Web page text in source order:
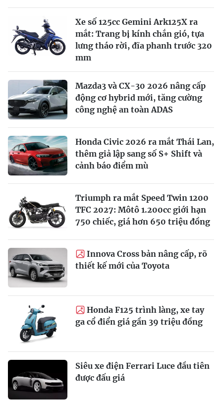
Xe số 125cc Gemini Ark125X ra
mắt: Trang bị kính chắn gió, tựa
lưng tháo rời, đĩa phanh trước 320
mm
Mazda3 và CX-30 2026 nâng cấp
động cơ hybrid mới, tăng cường
công nghệ an toàn ADAS
Honda Civic 2026 ra mắt Thái Lan,
thêm giả lập sang số S+ Shift và
cảnh báo điểm mù
Triumph ra mắt Speed Twin 1200
TFC 2027: Môtô 1.200cc giới hạn
750 chiếc, giá hơn 650 triệu đồng
Innova Cross bản nâng cấp, rõ
thiết kế mới của Toyota
Honda F125 trình làng, xe tay
ga cổ điển giá gần 39 triệu đồng
Siêu xe điện Ferrari Luce đầu tiên
được đấu giá